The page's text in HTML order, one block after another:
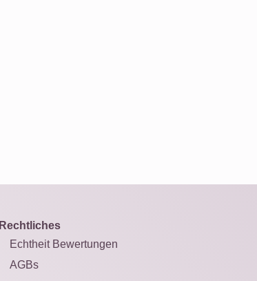
Rechtliches
Echtheit Bewertungen
AGBs